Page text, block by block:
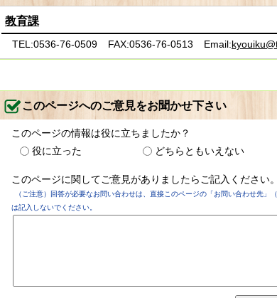
教育課
TEL:0536-76-0509 FAX:0536-76-0513 Email:
このページへのご意見をお聞かせ下さい
このページの情報は役に立ちましたか？
役に立った
どちらともいえない
このページに関してご意見がありましたらご記入ください。
（ご注意）回答が必要なお問い合わせは、直接このページの「お問い合わせ先
は記入しないでください。